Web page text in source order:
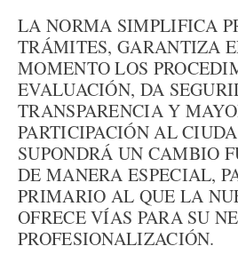
LA NORMA SIMPLIFICA
TRÁMITES, GARANTIZA
MOMENTO LOS
EVALUACIÓN, DA
TRANSPARENCIA Y
PARTICIPACIÓN AL
SUPONDRÁ UN CAMBIO
DE MANERA ESPECIAL,
PRIMARIO AL QUE LA
OFRECE VÍAS PARA SU
PROFESIONALIZACIÓN.